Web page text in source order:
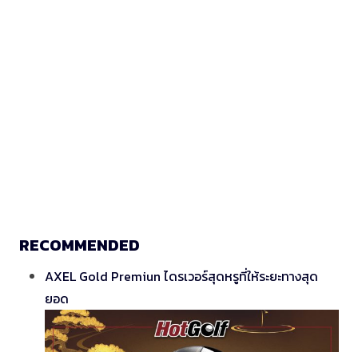
RECOMMENDED
AXEL Gold Premiun ไดรเวอร์สุดหรูที่ให้ระยะทางสุด
ยอด